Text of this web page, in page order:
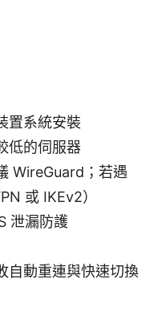
置系統安裝
低的伺服器
WireGuard；若遇
或 IKEv2）
泄漏防護
自動重連與快速切換